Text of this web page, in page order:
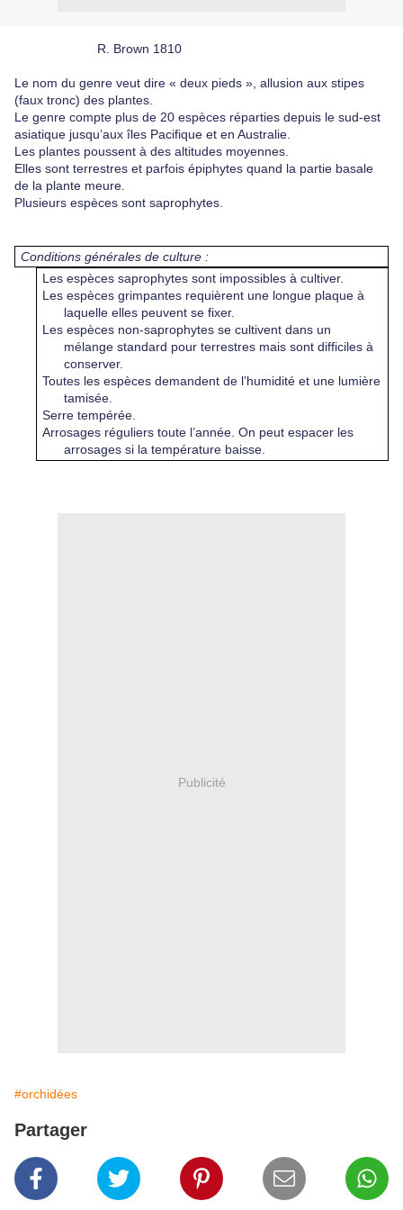
R. Brown 1810
Le nom du genre veut dire « deux pieds », allusion aux stipes
(faux tronc) des plantes.
Le genre compte plus de 20 espèces réparties depuis le sud-est
asiatique jusqu’aux îles Pacifique et en Australie.
Les plantes poussent à des altitudes moyennes.
Elles sont terrestres et parfois épiphytes quand la partie basale
de la plante meure.
Plusieurs espèces sont saprophytes.
Conditions générales de culture :
Les espèces saprophytes sont impossibles à cultiver.
Les espèces grimpantes requièrent une longue plaque à
laquelle elles peuvent se fixer.
Les espèces non-saprophytes se cultivent dans un
mélange standard pour terrestres mais sont difficiles à
conserver.
Toutes les espèces demandent de l’humidité et une lumière
tamisée.
Serre tempérée.
Arrosages réguliers toute l’année. On peut espacer les
arrosages si la température baisse.
Publicité
#orchidées
Partager